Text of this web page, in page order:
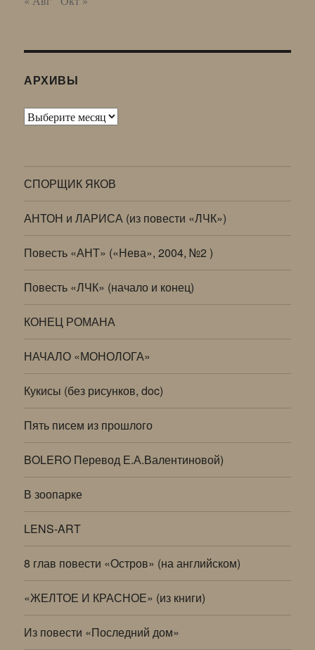
АРХИВЫ
Архивы
СПОРЩИК ЯКОВ
АНТОН и ЛАРИСА (из повести «ЛЧК»)
Повесть «АНТ» («Нева», 2004, №2 )
Повесть «ЛЧК» (начало и конец)
КОНЕЦ РОМАНА
НАЧАЛО «МОНОЛОГА»
Кукисы (без рисунков, doc)
Пять писем из прошлого
BOLERO Перевод Е.А.Валентиновой)
В зоопарке
LENS-ART
8 глав повести «Остров» (на английском)
«ЖЕЛТОЕ И КРАСНОЕ» (из книги)
Из повести «Последний дом»